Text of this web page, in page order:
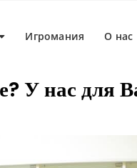
Игромания О нас
У нас для